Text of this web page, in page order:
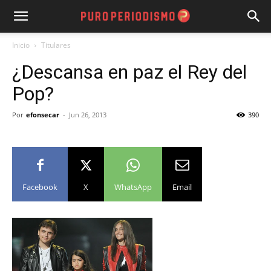
Inicio Titulares
¿Descansa en paz el Rey del
Pop?
Por efonsecar - Jun 26, 2013 390
Facebook X WhatsApp Email